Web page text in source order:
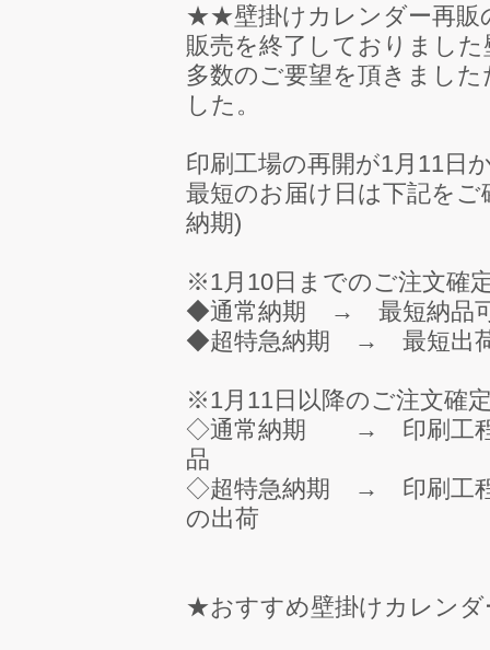
★★壁掛けカレンダー再
販売を終了しておりまし
多数のご要望を頂きまし
した。
印刷工場の再開が1月11日
最短のお届け日は下記を
納期)
※1月10日までのご注文確
◆通常納期 → 最短納品可
◆超特急納期 → 最短出荷
※1月11日以降のご注文確
◇通常納期 → 印刷工程
品
◇超特急納期 → 印刷工程
の出荷
★おすすめ壁掛けカレン